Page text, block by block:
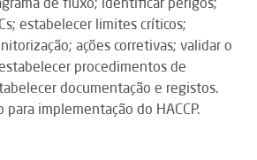
estabelecer limites críticos;
ações corretivas; validar o
procedimentos de
documentação e registos.
para implementação do HACCP.